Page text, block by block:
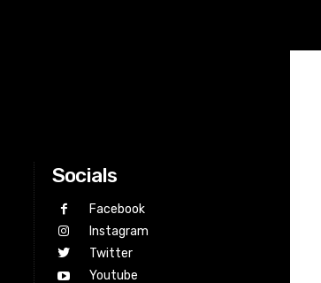
Socials
Facebook
Instagram
Twitter
Youtube